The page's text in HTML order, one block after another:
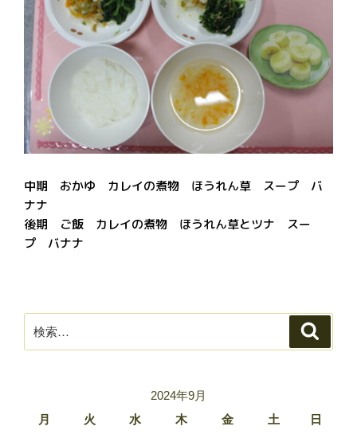
中期 おかゆ カレイの煮物 ほうれん草 スープ バ
ナナ
後期 ご飯 カレイの煮物 ほうれん草とツナ スー
プ バナナ
索:
2024年9月
月
火 水 木 金 土 日